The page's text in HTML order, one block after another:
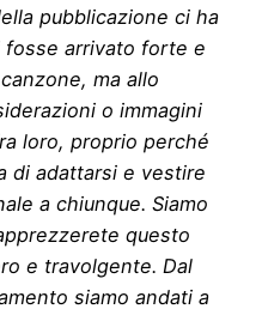
pubblicazione ci ha
arrivato forte e
ma allo
o immagini
loro, proprio perché
di adattarsi e vestire
a chiunque. Siamo
questo
e travolgente. Dal
siamo andati a